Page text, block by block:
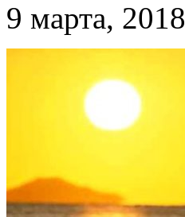
9 марта, 2018